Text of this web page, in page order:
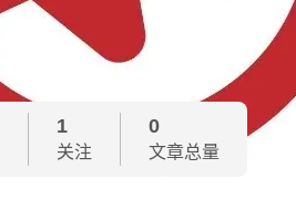
1
关注
0
文章总量